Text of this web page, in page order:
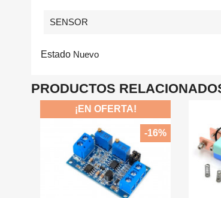
SENSOR
Estado Nuevo
PRODUCTOS